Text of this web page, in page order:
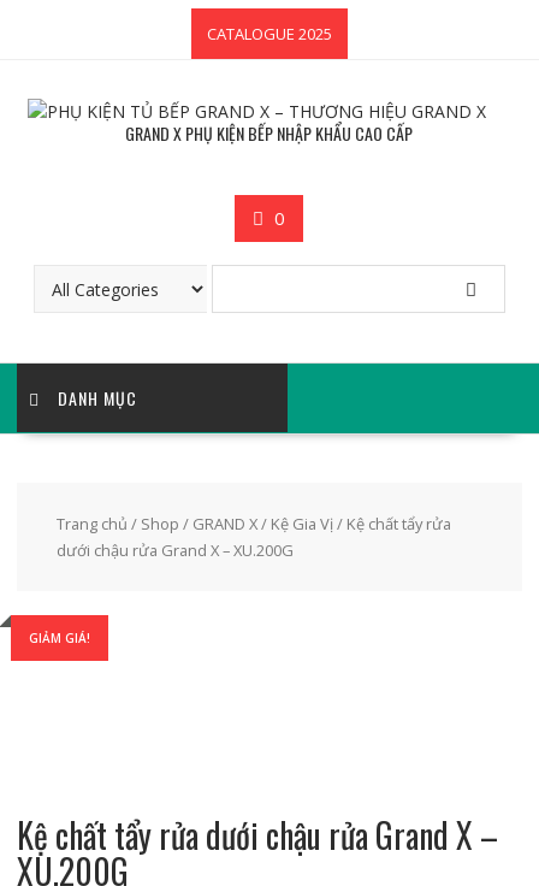
CATALOGUE 2025
GRAND X PHỤ KIỆN BẾP NHẬP KHẨU CAO CẤP
0
DANH MỤC
Trang chủ / Shop / GRAND X/ Kệ Gia Vị / Kệ chất tẩy rửa
dưới chậu rửa Grand X – XU.200G
GIẢM GIÁ!
Kệ chất tẩy rửa dưới chậu rửa Grand X –
XU.200G